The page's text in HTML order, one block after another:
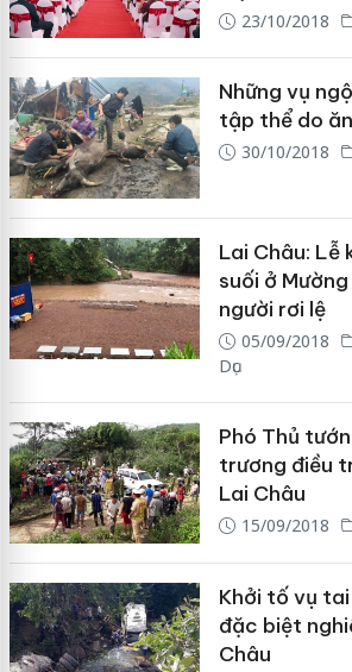
23/10/2018
Những vụ
tập thể do
30/10/2018
Lai Châu: Lễ
suối ở
người rơi lệ
05/09/2018
Dục
Phó Thủ
trương điều
Lai Châu
15/09/2018
Khởi tố vụ
đặc biệt
Châu